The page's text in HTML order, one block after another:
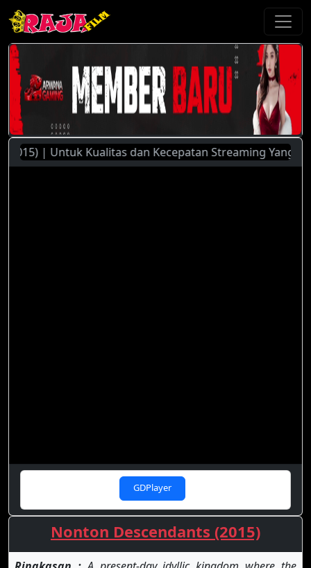
| Untuk Kualitas dan Kecepatan Streaming Yang
GDPlayer
Nonton Descendants (2015)